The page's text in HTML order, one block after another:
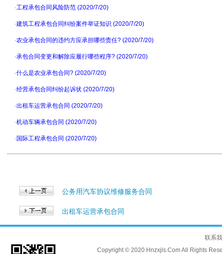
·工程承包合同风险防范 (2020/7/20)
·建筑工程承包合同纠纷案件举证知识 (2020/7/20)
·农业承包合同的违约方应承担哪些责任? (2020/7/20)
·承包合同变更和解除应履行哪些程序? (2020/7/20)
·什么是农业承包合同? (2020/7/20)
·经营承包合同纠纷起诉状 (2020/7/20)
·出租车运营承包合同 (2020/7/20)
·机动车辆承包合同 (2020/7/20)
· 国际工程承包合同 (2020/7/20)
公务用汽车协议维修服务合同
出租车运营承包合同
联系
Copyright © 2020 Hnzxjls.Com All Rights